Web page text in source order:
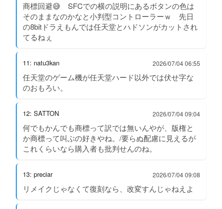
商標回避😅 SFCでの横の説明にあるボタンの色は
そのままなのかなと小判型コントローラーｗ 先日
の8bitドラえもんでは任天堂とハドソンがカットされ
てるねぇ
11: natu3kan 2026/07/04 06:55
任天堂のゲーム機が任天堂ハード以外では伏せ字な
のおもろい。
12: SATTON 2026/07/04 09:04
何でもかんでも商標って訳では無いんやが、版権と
か商標って叫ぶの好きやね。/要らぬ配慮に見えるが
これくらいなら購入者も批判せんのね。
13: preciar 2026/07/04 09:08
リメイクじゃなくて復刻なら、改変すんじゃねえよ